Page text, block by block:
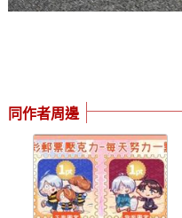
同作者周邊